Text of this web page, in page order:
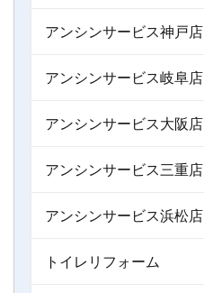
アンシンサービス神戸店
アンシンサービス岐阜店
アンシンサービス大阪店
アンシンサービス三重店
アンシンサービス浜松店
トイレリフォーム